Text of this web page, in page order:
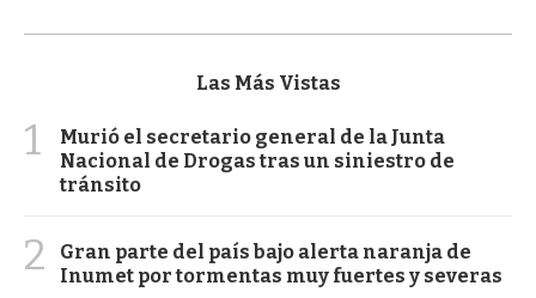
Las Más Vistas
1
Murió el secretario general de la Junta
Nacional de Drogas tras un siniestro de
tránsito
2
Gran parte del país bajo alerta naranja de
Inumet por tormentas muy fuertes y severas